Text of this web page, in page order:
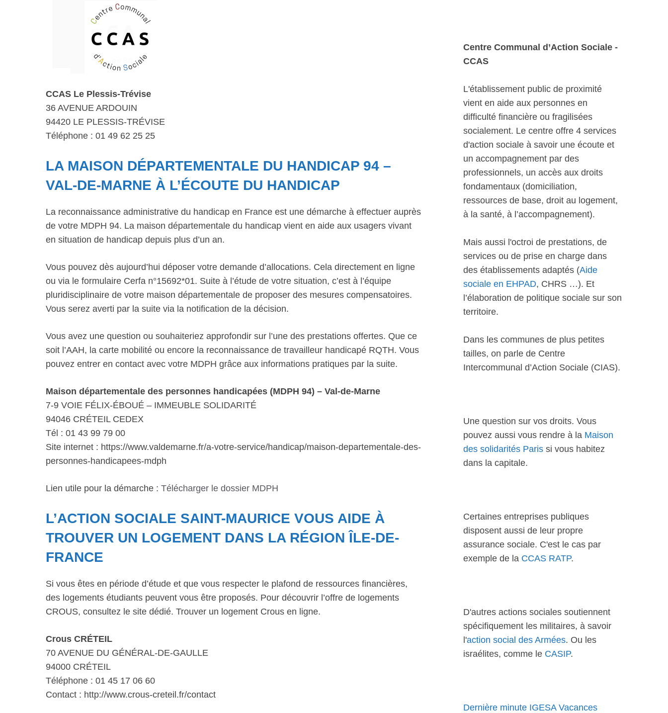
CCAS Le Plessis-Trévise
36 AVENUE ARDOUIN
94420 LE PLESSIS-TRÉVISE
Téléphone : 01 49 62 25 25
LA MAISON DÉPARTEMENTALE DU HANDICAP 94 –
VAL-DE-MARNE À L’ÉCOUTE DU HANDICAP
La reconnaissance administrative du handicap en France est une démarche à effectuer auprès
de votre MDPH 94. La maison départementale du handicap vient en aide aux usagers vivant
en situation de handicap depuis plus d’un an.
Vous pouvez dès aujourd’hui déposer votre demande d’allocations. Cela directement en ligne
ou via le formulaire Cerfa n°15692*01. Suite à l’étude de votre situation, c’est à l’équipe
pluridisciplinaire de votre maison départementale de proposer des mesures compensatoires.
Vous serez averti par la suite via la notification de la décision.
Vous avez une question ou souhaiteriez approfondir sur l’une des prestations offertes. Que ce
soit l’AAH, la carte mobilité ou encore la reconnaissance de travailleur handicapé RQTH. Vous
pouvez entrer en contact avec votre MDPH grâce aux informations pratiques par la suite.
Maison départementale des personnes handicapées (MDPH 94) – Val-de-Marne
7-9 VOIE FÉLIX-ÉBOUÉ – IMMEUBLE SOLIDARITÉ
94046 CRÉTEIL CEDEX
Tél : 01 43 99 79 00
Site internet : https://www.valdemarne.fr/a-votre-service/handicap/maison-departementale-des-
personnes-handicapees-mdph
Lien utile pour la démarche : Télécharger le dossier MDPH
L’ACTION SOCIALE SAINT-MAURICE VOUS AIDE À
TROUVER UN LOGEMENT DANS LA RÉGION ÎLE-DE-
FRANCE
Si vous êtes en période d’étude et que vous respecter le plafond de ressources financières,
des logements étudiants peuvent vous être proposés. Pour découvrir l’offre de logements
CROUS, consultez le site dédié. Trouver un logement Crous en ligne.
Crous CRÉTEIL
70 AVENUE DU GÉNÉRAL-DE-GAULLE
94000 CRÉTEIL
Téléphone : 01 45 17 06 60
Contact : http://www.crous-creteil.fr/contact
Centre Communal d’Action Sociale -
CCAS
L'établissement public de proximité
vient en aide aux personnes en
difficulté financière ou fragilisées
socialement. Le centre offre 4 services
d'action sociale à savoir une écoute et
un accompagnement par des
professionnels, un accès aux droits
fondamentaux (domiciliation,
ressources de base, droit au logement,
à la santé, à l’accompagnement).
Mais aussi l'octroi de prestations, de
services ou de prise en charge dans
des établissements adaptés (Aide
sociale en EHPAD, CHRS …). Et
l’élaboration de politique sociale sur son
territoire.
Dans les communes de plus petites
tailles, on parle de Centre
Intercommunal d’Action Sociale (CIAS).
Une question sur vos droits. Vous
pouvez aussi vous rendre à la Maison
des solidarités Paris si vous habitez
dans la capitale.
Certaines entreprises publiques
disposent aussi de leur propre
assurance sociale. C'est le cas par
exemple de la CCAS RATP.
D'autres actions sociales soutiennent
spécifiquement les militaires, à savoir
l'action social des Armées. Ou les
israélites, comme le CASIP.
Dernière minute IGESA Vacances